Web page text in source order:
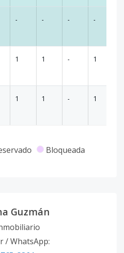
- - - -
1 1 - 1
1 1 - 1
Bloqueada
Guzmán
/ WhatsApp: